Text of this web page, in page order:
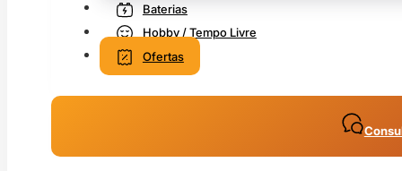
Baterias
Hobby / Tempo Livre
Ofertas